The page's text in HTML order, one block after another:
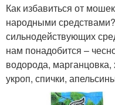
Как избавиться от
народными
сильнодействующих
нам понадобится –
водорода,
укроп, спички,